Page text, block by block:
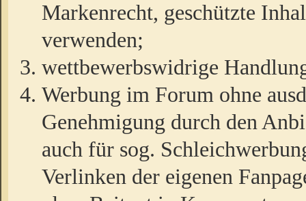
Markenrecht, geschützte
verwenden;
wettbewerbswidrige
Werbung im Forum ohne
Genehmigung durch den
auch für sog.
Verlinken der eigenen